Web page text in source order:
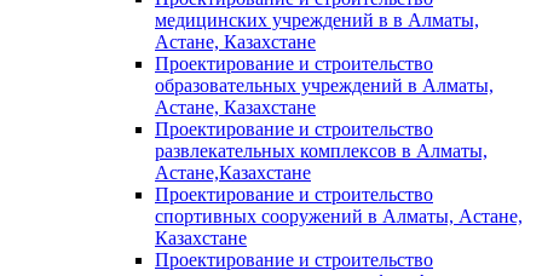
медицинских учреждений в в Алматы,
Астане, Казахстане
Проектирование и строительство
образовательных учреждений в Алматы,
Астане, Казахстане
Проектирование и строительство
развлекательных комплексов в Алматы,
Астане,Казахстане
Проектирование и строительство
спортивных сооружений в Алматы, Астане,
Казахстане
Проектирование и строительство